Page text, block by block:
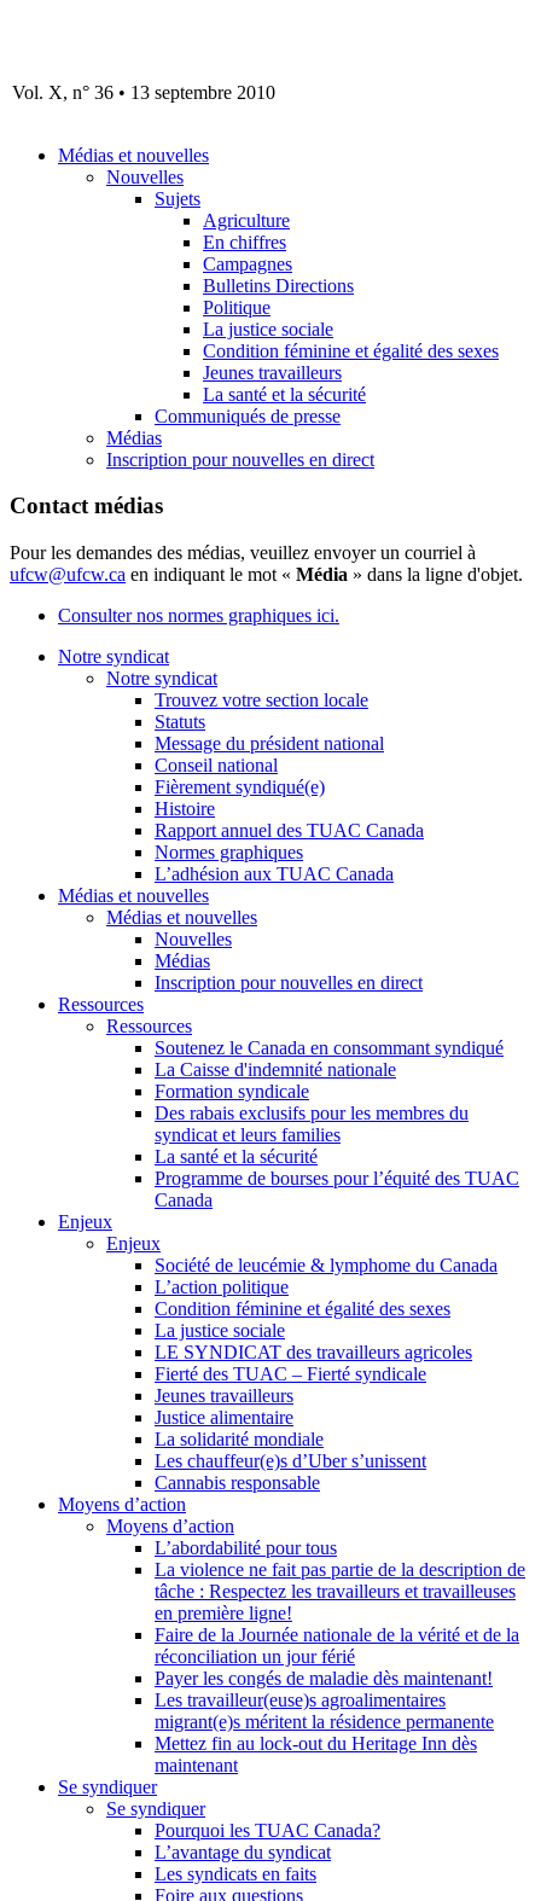
Vol. X, n° 36 • 13 septembre 2010
Médias et nouvelles
Nouvelles
Sujets
Agriculture
En chiffres
Campagnes
Bulletins Directions
Politique
La justice sociale
Condition féminine et égalité des sexes
Jeunes travailleurs
La santé et la sécurité
Communiqués de presse
Médias
Inscription pour nouvelles en direct
Contact médias
Pour les demandes des médias, veuillez envoyer un courriel à
ufcw@ufcw.ca en indiquant le mot « Média » dans la ligne d'objet.
Consulter nos normes graphiques ici.
Notre syndicat
Notre syndicat
Trouvez votre section locale
Statuts
Message du président national
Conseil national
Fièrement syndiqué(e)
Histoire
Rapport annuel des TUAC Canada
Normes graphiques
L’adhésion aux TUAC Canada
Médias et nouvelles
Médias et nouvelles
Nouvelles
Médias
Inscription pour nouvelles en direct
Ressources
Ressources
Soutenez le Canada en consommant syndiqué
La Caisse d'indemnité nationale
Formation syndicale
Des rabais exclusifs pour les membres du
syndicat et leurs families
La santé et la sécurité
Programme de bourses pour l’équité des TUAC
Canada
Enjeux
Enjeux
Société de leucémie & lymphome du Canada
L’action politique
Condition féminine et égalité des sexes
La justice sociale
LE SYNDICAT des travailleurs agricoles
Fierté des TUAC – Fierté syndicale
Jeunes travailleurs
Justice alimentaire
La solidarité mondiale
Les chauffeur(e)s d’Uber s’unissent
Cannabis responsable
Moyens d’action
Moyens d’action
L’abordabilité pour tous
La violence ne fait pas partie de la description de
tâche : Respectez les travailleurs et travailleuses
en première ligne!
Faire de la Journée nationale de la vérité et de la
réconciliation un jour férié
Payer les congés de maladie dès maintenant!
Les travailleur(euse)s agroalimentaires
migrant(e)s méritent la résidence permanente
Mettez fin au lock-out du Heritage Inn dès
maintenant
Se syndiquer
Se syndiquer
Pourquoi les TUAC Canada?
L’avantage du syndicat
Les syndicats en faits
Foire aux questions